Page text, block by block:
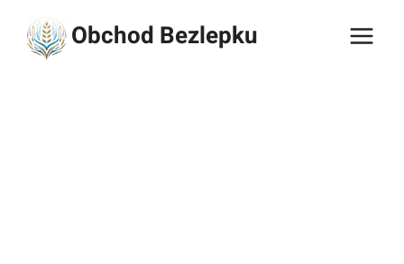
obsah
Obchod Bezlepku